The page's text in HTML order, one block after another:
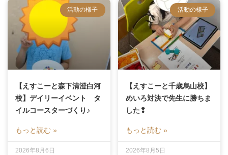
活動の様子
【えすこーと森下清澄白河
校】デイリーイベント タ
イルコースターづくり♪
もっと読む »
2026年8月6日
活動の様子
【えすこーと千歳烏山校】
めいろ対決で先生に勝ちま
した❢
もっと読む »
2026年8月5日